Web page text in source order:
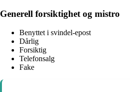
Generell forsiktighet og mistro
Benyttet i svindel-epost
Dårlig
Forsiktig
Telefonsalg
Fake